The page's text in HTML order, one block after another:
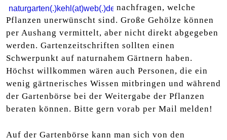
nachfragen, welche
Pflanzen unerwünscht sind. Große Gehölze können
per Aushang vermittelt, aber nicht direkt abgegeben
werden. Gartenzeitschriften sollten einen
Schwerpunkt auf naturnahem Gärtnern haben.
Höchst willkommen wären auch Personen, die ein
wenig gärtnerisches Wissen mitbringen und während
der Gartenbörse bei der Weitergabe der Pflanzen
beraten können. Bitte gern vorab per Mail melden!
Auf der Gartenbörse kann man sich von den